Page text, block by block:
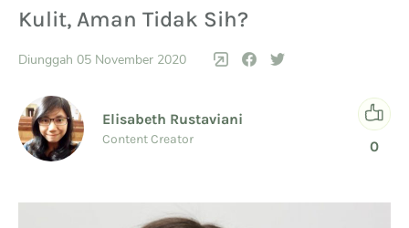
Kulit, Aman Tidak Sih?
Diunggah 05 November 2020
Elisabeth Rustaviani
Content Creator 0